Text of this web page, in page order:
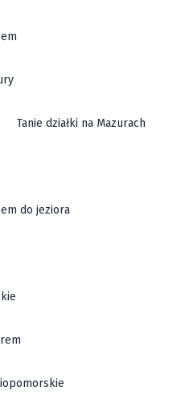
Tanie działki na Mazurach
do jeziora